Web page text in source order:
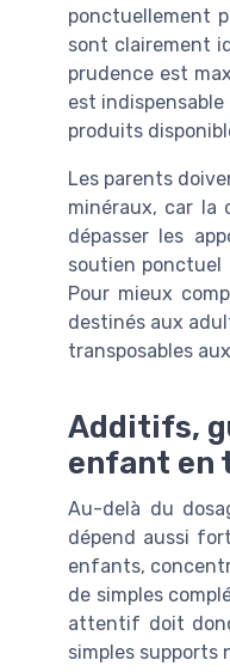
ponctuellement
sont clairement
prudence est
est
produits
Les parents
minéraux, car la
dépasser les
soutien ponctuel
Pour mieux
destinés aux
transposables
Additifs,
enfant en
Au-delà du
dépend aussi
enfants,
de simples
attentif doit
simples supports